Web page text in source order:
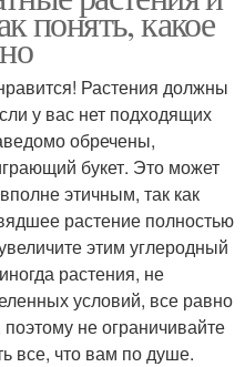
понять, какое
Растения должны
у вас нет подходящих
обречены,
букет. Это может
этичным, так как
растение полностью
этим углеродный
растения, не
условий, все равно
не ограничивайте
все, что вам по душе.